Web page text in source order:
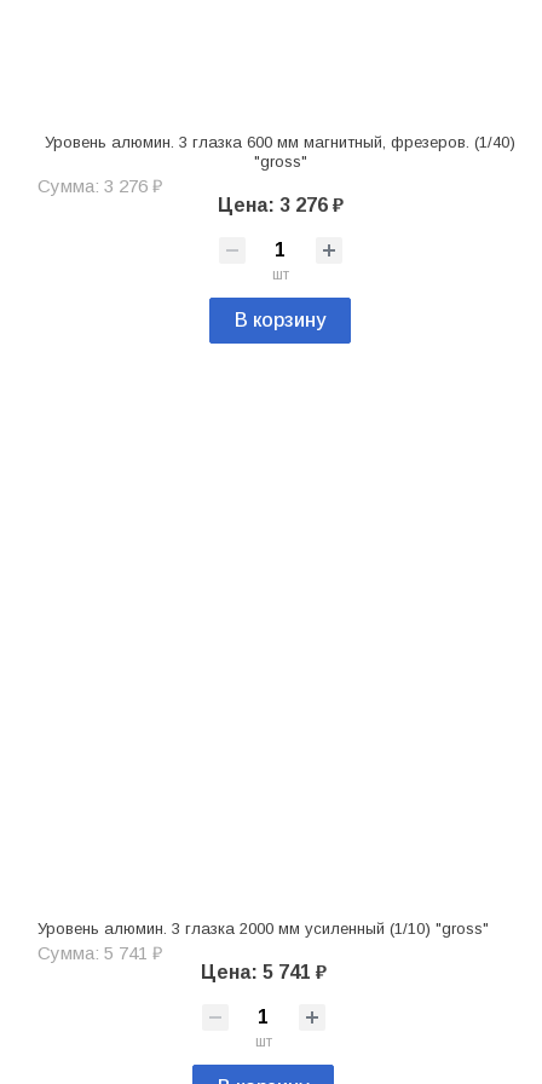
Уровень алюмин. 3 глазка 600 мм магнитный, фрезеров. (1/40)
"gross"
Сумма: 3 276 ₽
Цена: 3 276 ₽
шт
В корзину
Уровень алюмин. 3 глазка 2000 мм усиленный (1/10) "gross"
Сумма: 5 741 ₽
Цена: 5 741 ₽
шт